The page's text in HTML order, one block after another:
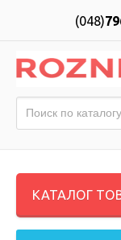
(048)
КАТАЛОГ